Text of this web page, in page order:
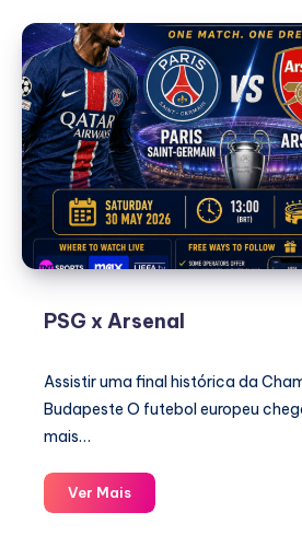
PSG x Arsenal
Assistir uma final histórica da
Budapeste O futebol europeu
mais…
Ver MaisPSG
x